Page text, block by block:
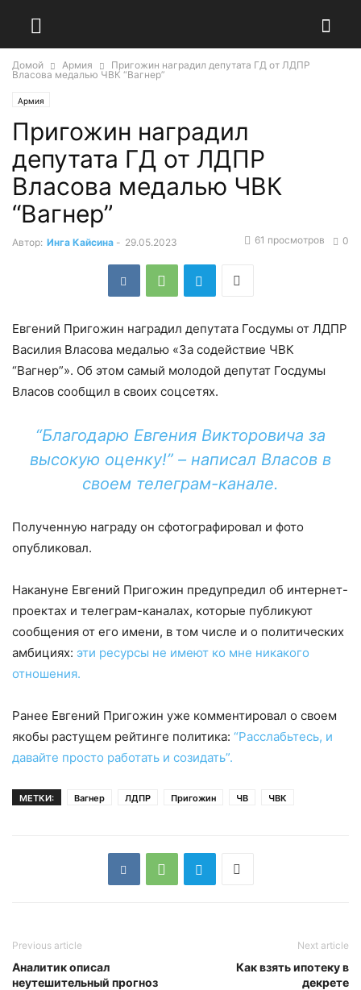
Домой Армия
Пригожин наградил депутата ГД от ЛДПР
Власова медалью ЧВК “Вагнер”
Армия
Пригожин наградил
депутата ГД от ЛДПР
Власова медалью ЧВК
“Вагнер”
Автор: Инга Кайсина - 29.05.2023 0
61 просмотров
Евгений Пригожин наградил депутата Госдумы от ЛДПР
Василия Власова медалью «За содействие ЧВК
“Вагнер”». Об этом самый молодой депутат Госдумы
Власов сообщил в своих соцсетях.
“Благодарю Евгения Викторовича за
высокую оценку!” – написал Власов в
своем телеграм-канале.
Полученную награду он сфотографировал и фото
опубликовал.
Накануне Евгений Пригожин предупредил об интернет-
проектах и телеграм-каналах, которые публикуют
сообщения от его имени, в том числе и о политических
амбициях: эти ресурсы не имеют ко мне никакого
отношения.
Ранее Евгений Пригожин уже комментировал о своем
якобы растущем рейтинге политика: “Расслабьтесь, и
давайте просто работать и созидать”.
МЕТКИ: Вагнер ЛДПР Пригожин ЧВ ЧВК
Previous article
Аналитик описал
неутешительный прогноз
Next article
Как взять ипотеку в
декрете